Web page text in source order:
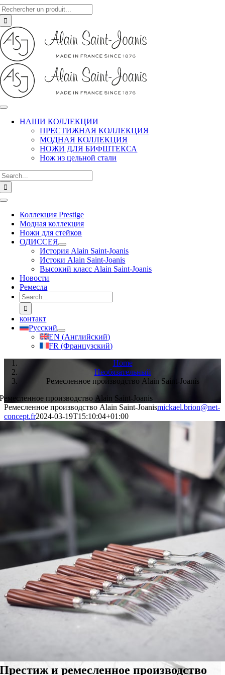
Skip
to
content
НАШИ КОЛЛЕКЦИИ
ПРЕСТИЖНАЯ КОЛЛЕКЦИЯ
МОДНАЯ КОЛЛЕКЦИЯ
НОЖИ ДЛЯ БИФШТЕКСА
Нож из цельной стали
Toggle
NavigationКоллекция Prestige
Модная коллекция
Ножи для стейков
ОДИССЕЯ
История Alain Saint-Joanis
Истоки Alain Saint-Joanis
Высокий класс Alain Saint-Joanis
Новости
Ремесла
Search
for:
контакт
Русский
EN (Английский)
FR (Французский)
Home
Необязательный
Ремесленное производство Alain Saint-Joanis
Ремесленное производство Alain Saint-Joanis
Ремесленное производство Alain Saint-Joanismickael.brion@net-
concept.fr2024-03-19T15:10:04+01:00
Престиж и ремесленное производство